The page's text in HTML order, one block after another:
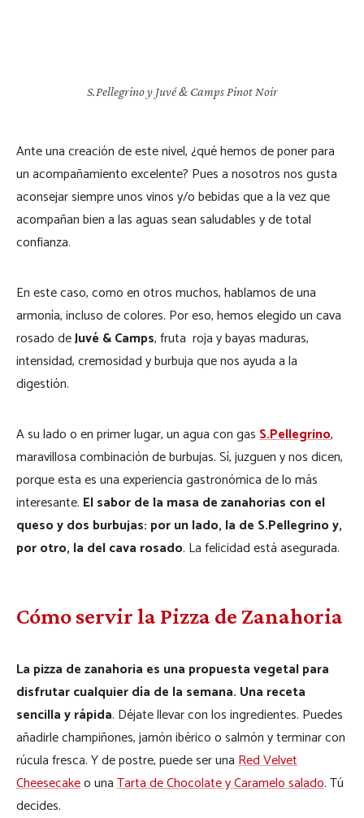
S.Pellegrino y Juvé & Camps Pinot Noir
Ante una creación de este nivel, ¿qué hemos de poner para
un acompañamiento excelente? Pues a nosotros nos gusta
aconsejar siempre unos vinos y/o bebidas que a la vez que
acompañan bien a las aguas sean saludables y de total
confianza.
En este caso, como en otros muchos, hablamos de una
armonía, incluso de colores. Por eso, hemos elegido un cava
rosado deJuvé & Camps, fruta roja y bayas maduras,
intensidad, cremosidad y burbuja que nos ayuda a la
digestión.
A su lado o en primer lugar, un agua con gasS.Pellegrino,
maravillosa combinación de burbujas. Sí, juzguen y nos dicen,
porque esta es una experiencia gastronómica de lo más
interesante. El sabor de la masa de zanahorias con el
queso y dos burbujas: por un lado, la de S.Pellegrino y,
por otro, la del cava rosado. La felicidad está asegurada.
Cómo servir la Pizza de Zanahoria
La pizza de zanahoria es una propuesta vegetal para
disfrutar cualquier día de la semana. Una receta
sencilla y rápida. Déjate llevar con los ingredientes. Puedes
añadirle champiñones, jamón ibérico o salmón y terminar con
rúcula fresca. Y de postre, puede ser unaRed Velvet
Cheesecakeo unaTarta de Chocolate y Caramelo salado. Tú
decides.